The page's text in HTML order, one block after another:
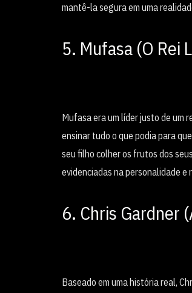
mantê-la segura em uma
5. Mufasa (O Rei
Mufasa era um líder justo de um
ensinar tudo o que podia para
seu filho colher os frutos dos
evidenciadas na personalidade e
6. Chris Gardner
Baseado em uma história real,